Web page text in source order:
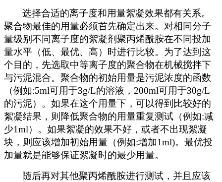
选择合适的离子度和用量絮凝效果都有关系。
聚合物最佳的用量必须首先确定出来。对相同分子
量级别不同离子度的絮凝剂聚丙烯酰胺在不同投加
量水平（低、最优、高）时进行比较。为了达到这
个目的，先选取中等离子度的聚合物在机械搅拌下
与污泥混合。聚合物的初始用量是污泥浓度的函数
（例如:5ml可用于3g/L的溶液， 200ml可用于30g/L
的污泥）。如果在这个用量下，可以得到比较好的
絮凝结果，则降低聚合物的用量重复测试（例如:减
少1ml）。如果絮凝的效果不好，或者不出现絮凝
块，则应该增加初始用量（例如:增加1ml)。最优投
加量就是能够保证絮凝时的最少用量。
随后再对其他聚丙烯酰胺进行测试，并且应该